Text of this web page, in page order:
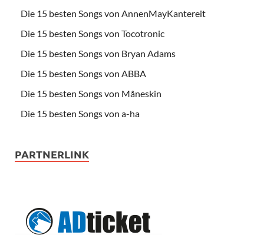
Die 15 besten Songs von AnnenMayKantereit
Die 15 besten Songs von Tocotronic
Die 15 besten Songs von Bryan Adams
Die 15 besten Songs von ABBA
Die 15 besten Songs von Måneskin
Die 15 besten Songs von a-ha
PARTNERLINK